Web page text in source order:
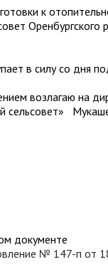
к
Оренбургского
в силу со дня
возлагаю на
сельсовет»
главы
документе
№ 147-п от